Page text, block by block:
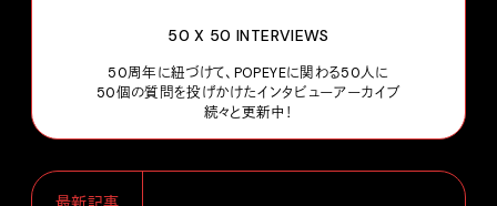
50 X 50 INTERVIEWS
50周年に紐づけて、POPEYEに関わる50人に
50個の質問を投げかけたインタビューアーカイブ
続々と更新中！